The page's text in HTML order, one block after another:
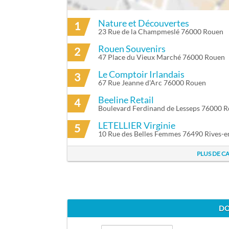
ITINÉRAIRE VERS TABLE 2000 À ROUEN
VÉLOS EN LIBRE-SERVICE PROCHES DE
Cy'clic 22 - Cathedrale
Cy'clic 01 - Theatre Des Arts
1 Nature et Découvertes
23 Rue de la Champmeslé 76000 Rouen
2 Rouen Souvenirs
47 Place du Vieux Marché 76000 Rouen
3 Le Comptoir Irlandais
67 Rue Jeanne d'Arc 76000 Rouen
4 Beeline Retail
Boulevard Ferdinand de Lesseps 76000
5 LETELLIER Virginie
10 Rue des Belles Femmes 76490 Rives-
PLUS DE